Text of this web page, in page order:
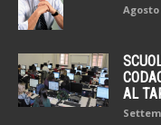
Agosto
AL